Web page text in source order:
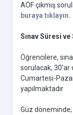
AÖF çıkmış
buraya tıklayın.
Sınav Süresi ve
Öğrencilere,
sorulacak, 30'ar
Cumartesi-
yapılmaktadır
Güz